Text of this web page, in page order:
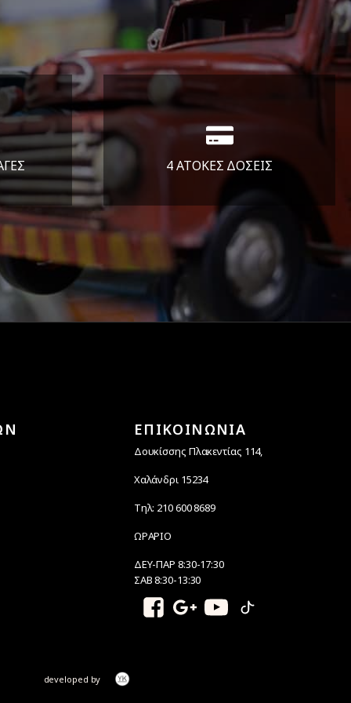
4 ΑΤΟΚΕΣ ΔΟΣΕΙΣ
Υποστηρίζουμε μέχρι και 4
άτοκες δόσεις
ΕΠΙΚΟΙΝΩΝΙΑ
Δουκίσσης Πλακεντίας 114,
Χαλάνδρι 15234
Τηλ: 210 600 8689
ΩΡΑΡΙΟ
ΔΕΥ-ΠΑΡ 8:30-17:30
ΣΑΒ 8:30-13:30
developed by